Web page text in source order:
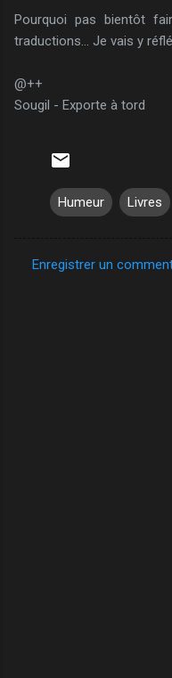
Pourquoi pas bientôt
traductions... Je vais y
@++
Sougil - Exporte à tord
Humeur Livres
Enregistrer un